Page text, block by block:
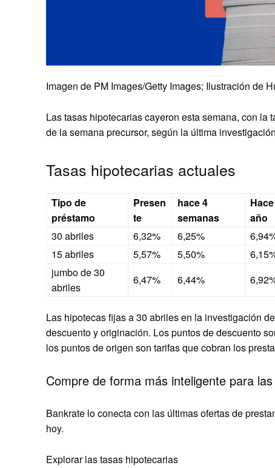
Imagen de PM Images/Getty Images; Ilustración de
Las tasas hipotecarias cayeron esta semana, con
de la semana precursor, según la última
Tasas hipotecarias actuales
Tipo de
préstamo
Presen
te
hace 4
semanas
año
30 abriles
6,32% 6,25%
15 abriles
5,57% 5,50%
jumbo de 30
abriles
6,47% 6,44%
Las hipotecas fijas a 30 abriles en la investigación
descuento y originación. Los puntos de descuento
los puntos de origen son tarifas que cobran los
Compre de forma más inteligente para
Bankrate lo conecta con las últimas ofertas de
hoy.
Explorar las tasas hipotecarias